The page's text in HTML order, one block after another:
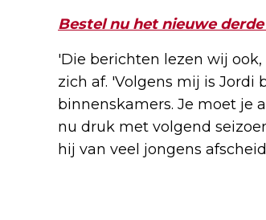
Bestel nu het nieuwe
'Die berichten lezen wij
zich af. 'Volgens mij is Jordi
binnenskamers. Je moet je
nu druk met volgend
hij van veel jongens